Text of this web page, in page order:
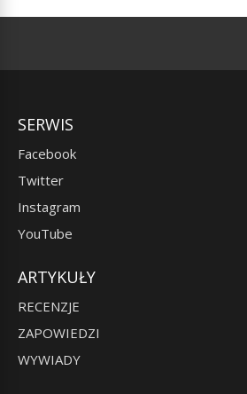
SERWIS
Facebook
Twitter
Instagram
YouTube
ARTYKUŁY
RECENZJE
ZAPOWIEDZI
WYWIADY